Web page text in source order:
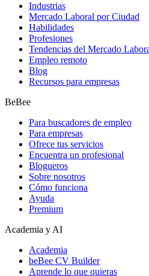
Industrias
Mercado Laboral por Ciudad
Habilidades
Profesiones
Tendencias del Mercado
Empleo remoto
Blog
Recursos para empresas
BeBee
Para buscadores de empleo
Para empresas
Ofrece tus servicios
Encuentra un profesional
Blogueros
Sobre nosotros
Cómo funciona
Ayuda
Premium
Academia y AI
Academia
beBee CV Builder
Aprende lo que quieras